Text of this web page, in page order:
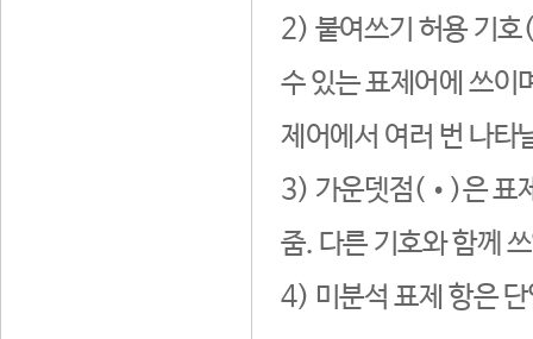
2) 붙여쓰기 허용 기호
수 있는 표제어에 쓰이
제어에서 여러 번 나타
3) 가운뎃점(•)은 표
줌. 다른 기호와 함께
4) 미분석 표제 항은